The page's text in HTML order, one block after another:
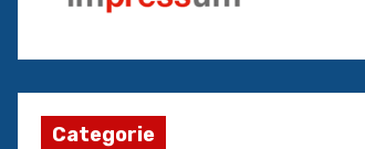
Categorie